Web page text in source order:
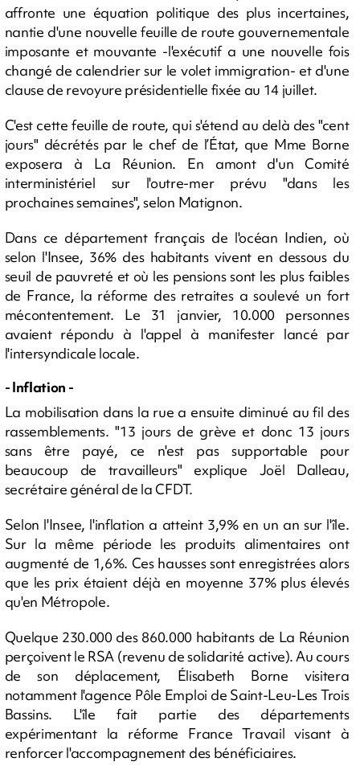
affronte une équation politique des plus incertaines,
nantie d'une nouvelle feuille de route gouvernementale
imposante et mouvante -l'exécutif a une nouvelle fois
changé de calendrier sur le volet immigration- et d'une
clause de revoyure présidentielle fixée au 14 juillet.
C'est cette feuille de route, qui s'étend au delà des "cent
jours" décrétés par le chef de l’État, que Mme Borne
exposera à La Réunion. En amont d'un Comité
interministériel sur l'outre-mer prévu "dans les
prochaines semaines", selon Matignon.
Dans ce département français de l'océan Indien, où
selon l'Insee, 36% des habitants vivent en dessous du
seuil de pauvreté et où les pensions sont les plus faibles
de France, la réforme des retraites a soulevé un fort
mécontentement. Le 31 janvier, 10.000 personnes
avaient répondu à l'appel à manifester lancé par
l'intersyndicale locale.
- Inflation -
La mobilisation dans la rue a ensuite diminué au fil des
rassemblements. "13 jours de grève et donc 13 jours
sans être payé, ce n'est pas supportable pour
beaucoup de travailleurs" explique Joël Dalleau,
secrétaire général de la CFDT.
Selon l'Insee, l'inflation a atteint 3,9% en un an sur l'île.
Sur la même période les produits alimentaires ont
augmenté de 1,6%. Ces hausses sont enregistrées alors
que les prix étaient déjà en moyenne 37% plus élevés
qu'en Métropole.
Quelque 230.000 des 860.000 habitants de La Réunion
perçoivent le RSA (revenu de solidarité active). Au cours
de son déplacement, Élisabeth Borne visitera
notamment l'agence Pôle Emploi de Saint-Leu-Les Trois
Bassins. L'île fait partie des départements
expérimentant la réforme France Travail visant à
renforcer l'accompagnement des bénéficiaires.